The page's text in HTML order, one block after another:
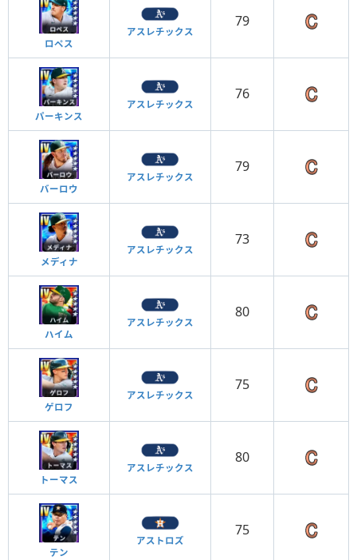
ロペス
アスレチックス
79
パーキンス
アスレチックス
76
バーロウ
アスレチックス
79
メディナ
アスレチックス
73
ハイム
アスレチックス
80
ゲロフ
アスレチックス
75
トーマス
アスレチックス
80
テン
アストロズ
75